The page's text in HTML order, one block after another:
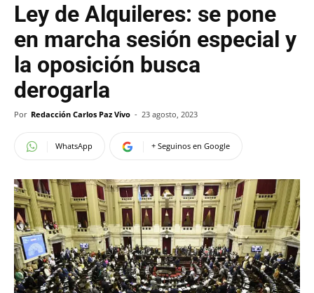
Ley de Alquileres: se pone
en marcha sesión especial y
la oposición busca
derogarla
Por Redacción Carlos Paz Vivo - 23 agosto, 2023
WhatsApp + Seguinos en Google